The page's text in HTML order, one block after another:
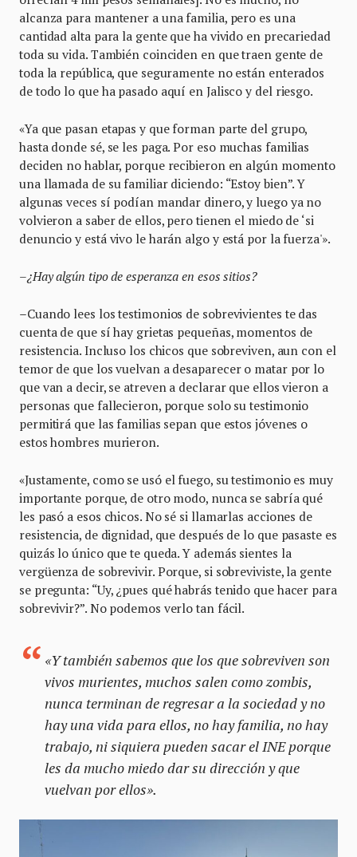
alcanza para mantener a una familia, pero es una
cantidad alta para la gente que ha vivido en precariedad
toda su vida. También coinciden en que traen gente de
toda la república, que seguramente no están enterados
de todo lo que ha pasado aquí en Jalisco y del riesgo.
«Ya que pasan etapas y que forman parte del grupo,
hasta donde sé, se les paga. Por eso muchas familias
deciden no hablar, porque recibieron en algún momento
una llamada de su familiar diciendo: “Estoy bien”. Y
algunas veces sí podían mandar dinero, y luego ya no
volvieron a saber de ellos, pero tienen el miedo de ‘si
denuncio y está vivo le harán algo y está por la fuerza'».
–¿Hay algún tipo de esperanza en esos sitios?
–Cuando lees los testimonios de sobrevivientes te das
cuenta de que sí hay grietas pequeñas, momentos de
resistencia. Incluso los chicos que sobreviven, aun con el
temor de que los vuelvan a desaparecer o matar por lo
que van a decir, se atreven a declarar que ellos vieron a
personas que fallecieron, porque solo su testimonio
permitirá que las familias sepan que estos jóvenes o
estos hombres murieron.
«Justamente, como se usó el fuego, su testimonio es muy
importante porque, de otro modo, nunca se sabría qué
les pasó a esos chicos. No sé si llamarlas acciones de
resistencia, de dignidad, que después de lo que pasaste es
quizás lo único que te queda. Y además sientes la
vergüenza de sobrevivir. Porque, si sobreviviste, la gente
se pregunta: “Uy, ¿pues qué habrás tenido que hacer para
sobrevivir?”. No podemos verlo tan fácil.
«Y también sabemos que los que sobreviven son
vivos murientes, muchos salen como zombis,
nunca terminan de regresar a la sociedad y no
hay una vida para ellos, no hay familia, no hay
trabajo, ni siquiera pueden sacar el INE porque
les da mucho miedo dar su dirección y que
vuelvan por ellos».